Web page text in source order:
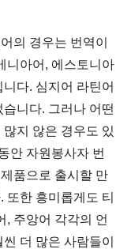
의 경우는 번역이
니아어, 에스토니아
다. 심지어 라틴어
니다. 그러나 어떤
지 않은 경우도 있
안 자원봉사자 번
품으로 출시할 만
또한 흥미롭게도 티
, 주앙어 각각의 언
더 많은 사람들이